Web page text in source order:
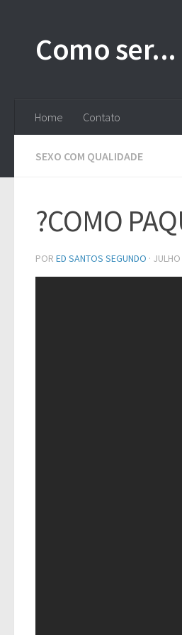
Como ser...
Home Contato
SEXO COM QUALIDADE
?COMO
POR ED SANTOS SEGUNDO ·